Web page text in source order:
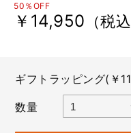
50％OFF
￥14,950 （税込
ギフトラッピング(￥
数量